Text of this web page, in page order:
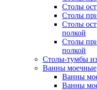
Столы
Столы
Столы
полкой
Столы
полкой
Столы-тумбы
Ванны моечные
Ванны
Ванны